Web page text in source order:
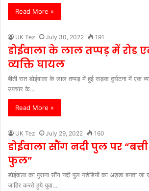
Read More »
UK Tez July 30, 2022 191
डोईवाला के लाल तप्पड़ में रोड
व्यक्ति घायल
बीती रात डोईवाला के लाल तप्पड़ में हुई सड़क दुर्घटना में एक
उपचार के…
Read More »
UK Tez July 29, 2022 160
डोईवाला सौंग नदी पुल पर
फुल”
डोईवाला का पुराना सौंग नदी पुल नशेड़ियों का अड्डा बनता जा
जाहिर करते हुये युवा…